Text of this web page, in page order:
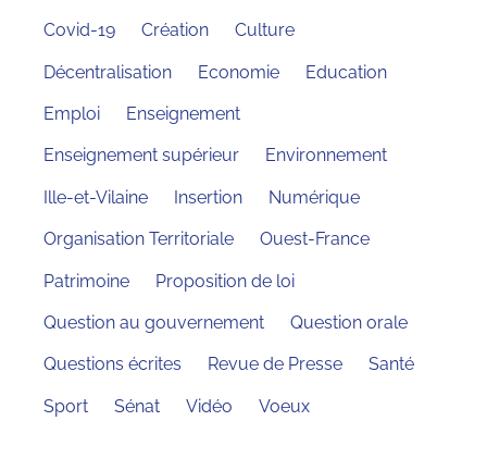
Covid-19 Création Culture
Décentralisation Economie Education
Emploi Enseignement
Enseignement supérieur Environnement
Ille-et-Vilaine Insertion Numérique
Organisation Territoriale Ouest-France
Patrimoine Proposition de loi
Question au gouvernement Question orale
Questions écrites Revue de Presse Santé
Sport Sénat Vidéo Voeux